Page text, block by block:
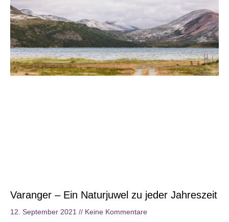
Varanger – Ein Naturjuwel zu jeder Jahreszeit
12. September 2021 Keine Kommentare